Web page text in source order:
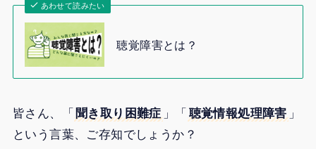
あわせて読みたい
聴覚障害とは？
皆さん、「 聞き取り困難症 」「 聴覚情報処理障害 」
という言葉、ご存知でしょうか？